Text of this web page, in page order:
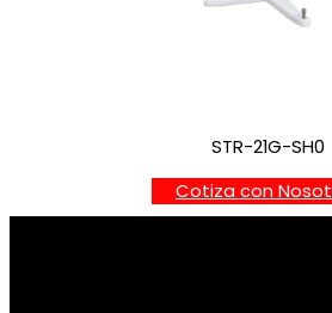
STR-21G-SH0
Cotiza con